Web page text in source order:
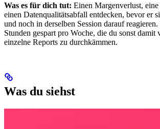
Was es für dich tut: Einen Margenverlust,
einen Datenqualitätsabfall entdecken, bevor er
und noch in derselben Session darauf
Stunden gespart pro Woche, die du sonst damit
einzelne Reports zu durchkämmen.
Was du siehst